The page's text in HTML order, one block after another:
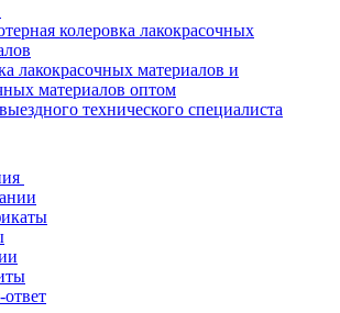
колеровка лакокрасочных
лакокрасочных материалов и
материалов оптом
технического специалиста